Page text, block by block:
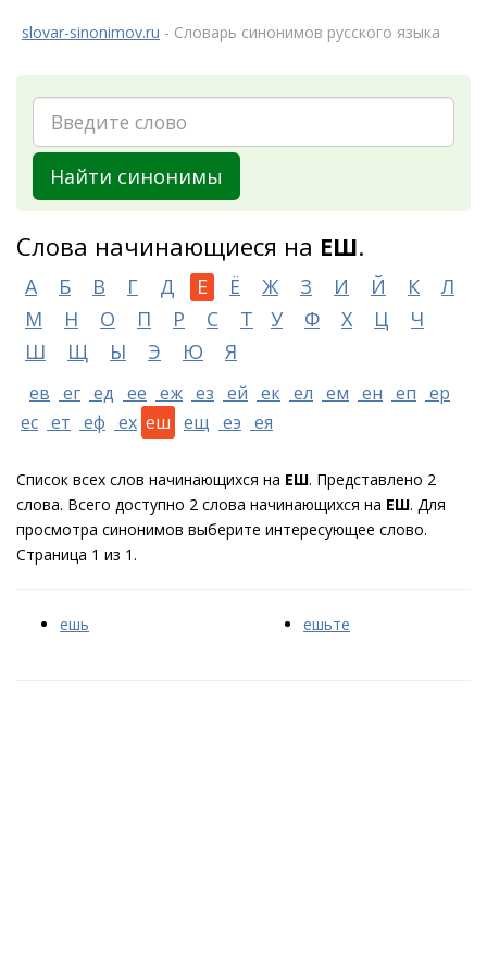
slovar-sinonimov.ru - Словарь синонимов русского языка
Найти синонимы
Слова начинающиеся на ЕШ.
А Б В Г Д Е Ё Ж З И Й К
Л
М
Н О П Р С Т У Ф Х Ц
Ч
Ш
Щ Ы Э Ю Я
ев ег ед ее еж ез ей ек ел ем ен еп ер
ес ет еф ех еш ещ еэ ея
Список всех слов начинающихся на ЕШ. Представлено 2
слова. Всего доступно 2 слова начинающихся на ЕШ. Для
просмотра синонимов выберите интересующее слово.
Страница 1 из 1.
ешь ешьте